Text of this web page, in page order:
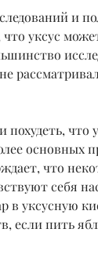
и
уксус
что
основных
что
себя
в уксусную
если пить